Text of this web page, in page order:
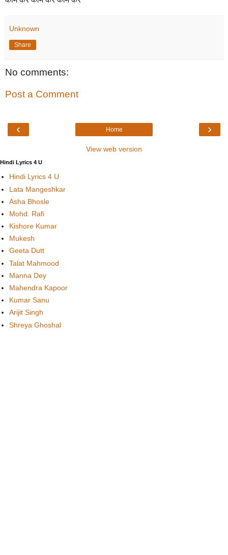
Unknown
Share
No comments:
Post a Comment
‹ ›
Home
View web version
Hindi Lyrics 4 U
Hindi Lyrics 4 U
Lata Mangeshkar
Asha Bhosle
Mohd. Rafi
Kishore Kumar
Mukesh
Geeta Dutt
Talat Mahmood
Manna Dey
Mahendra Kapoor
Kumar Sanu
Arijit Singh
Shreya Ghoshal